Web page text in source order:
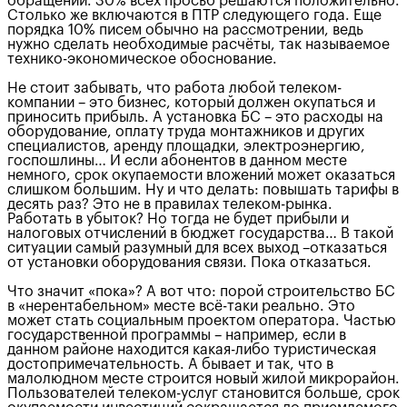
Столько же включаются в ПТР следующего года. Еще
порядка 10% писем обычно на рассмотрении, ведь
нужно сделать необходимые расчёты, так называемое
технико-экономическое обоснование.
Не стоит забывать, что работа любой телеком-
компании – это бизнес, который должен окупаться и
приносить прибыль. А установка БС – это расходы на
оборудование, оплату труда монтажников и других
специалистов, аренду площадки, электроэнергию,
госпошлины… И если абонентов в данном месте
немного, срок окупаемости вложений может оказаться
слишком большим. Ну и что делать: повышать тарифы в
десять раз? Это не в правилах телеком-рынка.
Работать в убыток? Но тогда не будет прибыли и
налоговых отчислений в бюджет государства… В такой
ситуации самый разумный для всех выход –отказаться
от установки оборудования связи. Пока отказаться.
Что значит «пока»? А вот что: порой строительство БС
в «нерентабельном» месте всё-таки реально. Это
может стать социальным проектом оператора. Частью
государственной программы – например, если в
данном районе находится какая-либо туристическая
достопримечательность. А бывает и так, что в
малолюдном месте строится новый жилой микрорайон.
Пользователей телеком-услуг становится больше, срок